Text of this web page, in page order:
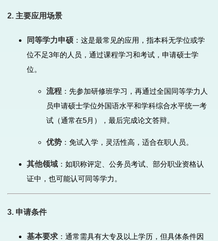
2. 主要应用场景
同等学力申硕 ：这是最常见的应用，指本科无学位或学
位不足3年的人员，通过课程学习和考试，申请硕士学
位。
流程 ：先参加研修班学习，再通过全国同等学力人
员申请硕士学位外国语水平和学科综合水平统一考
试（通常在5月），最后完成论文答辩。
优势 ：免试入学，灵活性高，适合在职人员。
其他领域 ：如职称评定、公务员考试、部分职业资格认
证中，也可能认可同等学力。
3. 申请条件
基本要求 ：通常需具有大专及以上学历，但具体条件因